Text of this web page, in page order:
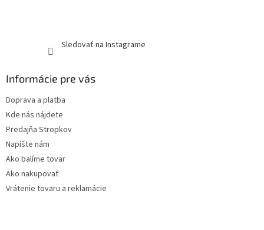
Sledovať na Instagrame
Informácie pre vás
Doprava a platba
Kde nás nájdete
Predajňa Stropkov
Napíšte nám
Ako balíme tovar
Ako nakupovať
Vrátenie tovaru a reklamácie